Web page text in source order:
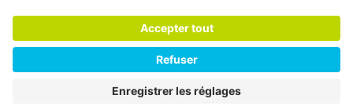
Newsletter
s'abonner à la Newsletter